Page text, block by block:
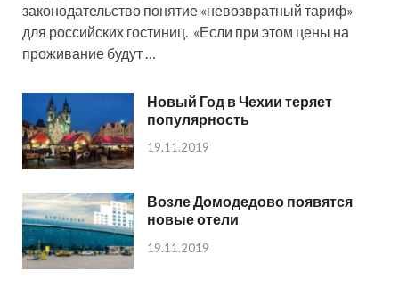
законодательство понятие «невозвратный тариф»
для российских гостиниц. «Если при этом цены на
проживание будут …
Новый Год в Чехии теряет
популярность
19.11.2019
Возле Домодедово появятся
новые отели
19.11.2019